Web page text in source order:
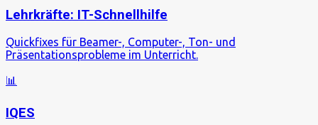
Lehrkräfte: IT-Schnellhilfe
Quickfixes für Beamer-, Computer-, Ton- und
Präsentationsprobleme im Unterricht.
📊
IQES